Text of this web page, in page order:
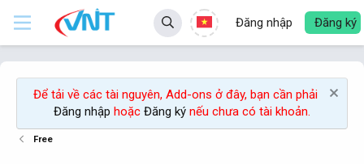
Đăng nhập Đăng ký
Để tải về các tài nguyên, Add-ons ở đây, bạn cần phải
Đăng nhập hoặc Đăng ký nếu chưa có tài khoản.
Free